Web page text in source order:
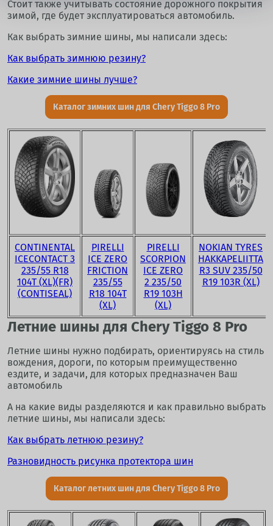
Стоит также учитывать состояние дорожного покрытия
зимой, где будет эксплуатироваться автомобиль.
Как выбрать зимние шины, мы написали здесь:
Как выбрать зимнюю резину?
Какие зимние шины лучше?
Каталог зимних шин для Chery Tiggo 8 Pro
CONTINENTAL
ICECONTACT 3
235/55 R18
104T (XL)(FR)
(CONTISEAL)
PIRELLI
ICE ZERO
FRICTION
235/55
R18 104T
(XL)
PIRELLI
SCORPION
ICE ZERO
2 235/50
R19 103H
(XL)
NOKIAN TYRES
HAKKAPELIITTA
R3 SUV 235/50
R19 103R (XL)
Летние шины для Chery Tiggo 8 Pro
Летние шины нужно подбирать, ориентируясь на стиль
вождения, дороги, по которым преимущественно
ездите, и задачи, для которых предназначен Ваш
автомобиль
А на какие виды разделяются и как правильно выбрать
летние шины, мы написали здесь:
Как выбрать летнюю резину?
Разновидность рисунка протектора шин
Каталог летних шин для Chery Tiggo 8 Pro